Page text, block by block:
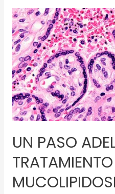
UN PASO
UN
PASO
ADELANTE
EN
EL
TRATAMIENTO
DE
LAS
MUCOLIPIDOSIS
(ML)